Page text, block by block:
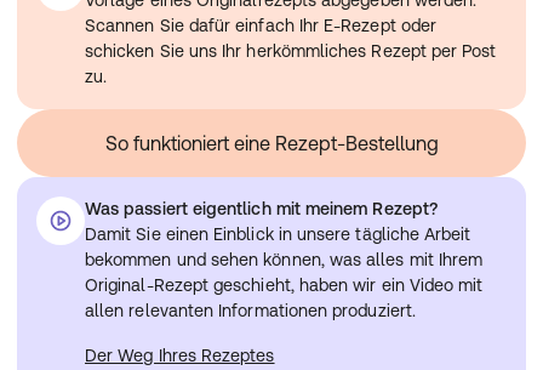
Arzneimittels mit Ihrem Arzt.
Ihre Pflegekraft sollte Ihnen/Ihrem Kind zeigen, wie das
Medikament inhaliert wird, wenn Sie/Ihr Kind mit der
Behandlung beginnen.
geboten.
wenn Sie oder Ihr Kind an Myasthenia gravis leiden und
Makrolid-Antibiotika wie Azithromycin und
Clarithromycin, oder Flurochinolone wie Norfloxacin und
Ciprofloxacin einnehmen. Die gleichzeitige Einnahme
des Arzneimittels und dieser Arzneistoffe kann zu
Problemen führen, wenn Sie oder Ihr Kind an
wenn bei Ihnen oder Ihrem Kind Colistimethat als
Injektion oder mit Hilfe eines Verneblers angewendet
wird, ist Vorsicht geboten.
wenn Sie oder Ihr Kind eine Vollnarkose erhalten
müssen, ist Vorsicht geboten.
Scannen Sie dafür einfach Ihr E-Rezept oder
schicken Sie uns Ihr herkömmliches Rezept per Post
zu.
So funktioniert eine Rezept-Bestellung
Was passiert eigentlich mit meinem Rezept?
Damit Sie einen Einblick in unsere tägliche Arbeit
bekommen und sehen können, was alles mit Ihrem
Original-Rezept geschieht, haben wir ein Video mit
allen relevanten Informationen produziert.
Der Weg Ihres Rezeptes